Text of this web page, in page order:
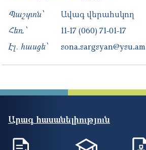
Պաշտոն՝
Ավագ վերահսկող
Հեռ․՝
11-17(060) 71-01-17
Էլ. հասցե՝
sona.sargsyan@ysu.am
Արագ հասանելիություն